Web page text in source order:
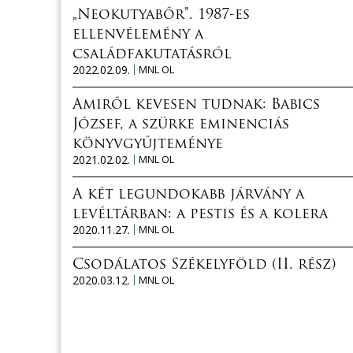
„Neokutyabőr”. 1987-es
ellenvélemény a
családfakutatásról
2022.02.09.
MNL OL
Amiről kevesen tudnak: Babics
József, a szürke eminenciás
könyvgyűjteménye
2021.02.02.
MNL OL
A két legundokabb járvány a
levéltárban: a pestis és a kolera
2020.11.27.
MNL OL
Csodálatos Székelyföld (II. rész)
2020.03.12.
MNL OL